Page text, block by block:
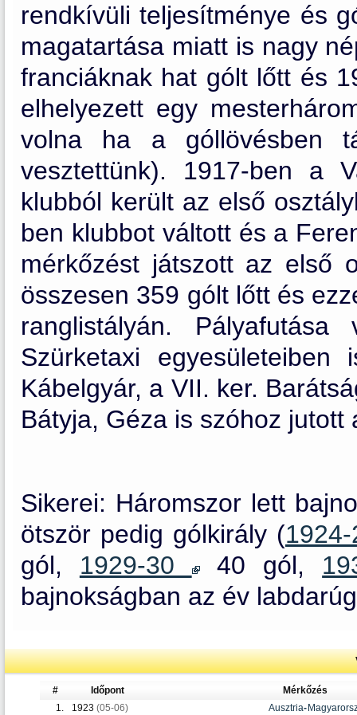
rendkívüli teljesítménye és
magatartása miatt is nagy
franciáknak hat gólt lőtt és
elhelyezett egy
volna ha a góllövésben
vesztettünk). 1917-ben a
klubból került az első
ben klubbot váltott és a
mérkőzést játszott az első
összesen 359 gólt lőtt és
ranglistályán.
Szürketaxi
Kábelgyár, a VII. ker.
Bátyja, Géza is szóhoz jutott
Sikerei: Háromszor lett
ötször pedig gólkirály (
gól, 1929-30 40 gól,
bajnokságban az év
# Időpont
Mérkőzés
1.
1923 (05-06) Ausztria-